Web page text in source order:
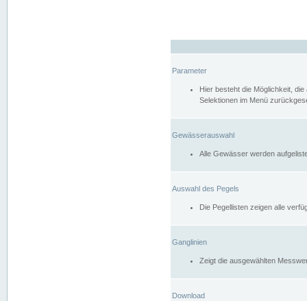
Parameter
Hier besteht die Möglichkeit,
Selektionen im Menü
Gewässerauswahl
Alle Gewässer werden
Auswahl des Pegels
Die Pegellisten zeigen alle
Ganglinien
Zeigt die ausgewählten
Download